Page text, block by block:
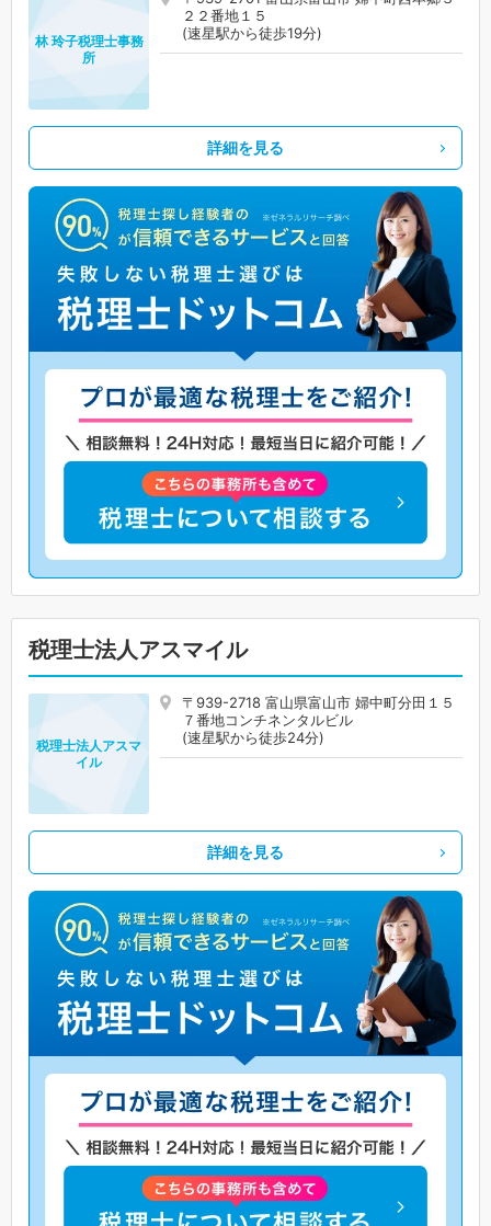
２２番地１５
(速星駅から徒歩19分)
林 玲子税理士事務
所
詳細を見る
税理士法人アスマイル
〒939-2718 富山県富山市 婦中町分田１５
７番地コンチネンタルビル
(速星駅から徒歩24分)
税理士法人アスマ
イル
詳細を見る